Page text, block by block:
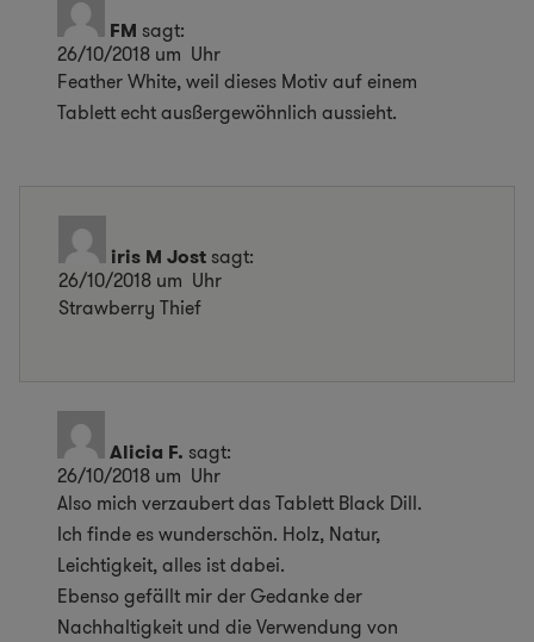
FM sagt:
26/10/2018 um Uhr
Feather White, weil dieses Motiv auf einem
Tablett echt ausßergewöhnlich aussieht.
iris M Jostsagt:
26/10/2018 um Uhr
Strawberry Thief
Alicia F. sagt:
26/10/2018 um Uhr
Also mich verzaubert das Tablett Black Dill.
Ich finde es wunderschön. Holz, Natur,
Leichtigkeit, alles ist dabei.
Ebenso gefällt mir der Gedanke der
Nachhaltigkeit und die Verwendung von